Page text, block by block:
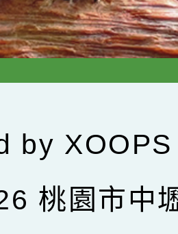
by XOOPS
桃園市中